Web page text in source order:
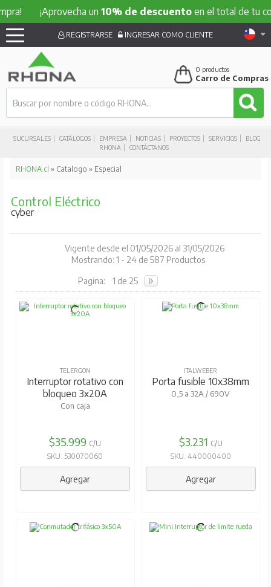
¡Aprovecha un10% de descuentoen el total de tu
SUCURSALES CATÁLOGOS EMPRESA NOTICIAS PROYECTOS SERVICIOS
BLOG
RHONA
CONTÁCTANOS
REGISTRARSE INGRESAR COMO CLIENTE
0 productos
Carro de Compras
RHONA.cl » Catalogo » Especial
Control Eléctrico
cyber
Vigente desde el 01/05/2026 al 31/05/2026
Mostrando: 1 - 24 de 587 Productos
Pagina: 1 de 25
TELERGON
Interruptor rotativo con
bloqueo 3x20A
Con caja
$35.999 C/U
SKU: 530070060
Agregar
ITALWEBER
Porta fusible 10x38mm
0,5 a 32A / 690V
$3.231 C/U
SKU: 440000400
Agregar